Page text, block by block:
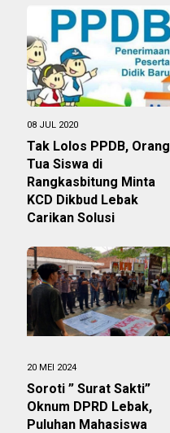
08 JUL 2020
Tak Lolos PPDB, Orang
Tua Siswa di
Rangkasbitung Minta
KCD Dikbud Lebak
Carikan Solusi
20 MEI 2024
Soroti ” Surat Sakti”
Oknum DPRD Lebak,
Puluhan Mahasiswa